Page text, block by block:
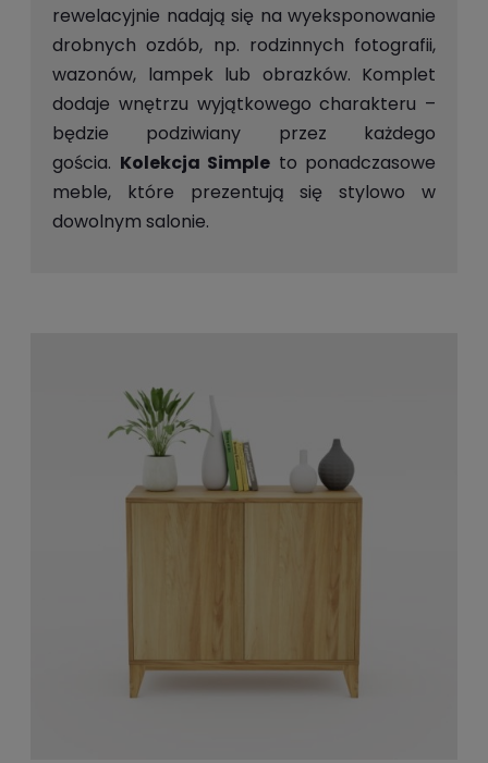
rewelacyjnie nadają się na wyeksponowanie
drobnych ozdób, np. rodzinnych fotografii,
wazonów, lampek lub obrazków. Komplet
dodaje wnętrzu wyjątkowego charakteru –
będzie podziwiany przez każdego
gościa. Kolekcja Simple to ponadczasowe
meble, które prezentują się stylowo w
dowolnym salonie.